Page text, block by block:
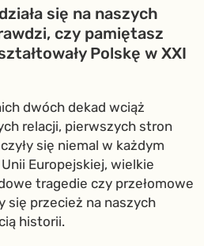
się na naszych
czy pamiętasz
Polskę w XXI
dwóch dekad wciąż
relacji, pierwszych stron
się niemal w każdym
Europejskiej, wielkie
tragedie czy przełomowe
się przecież na naszych
historii.